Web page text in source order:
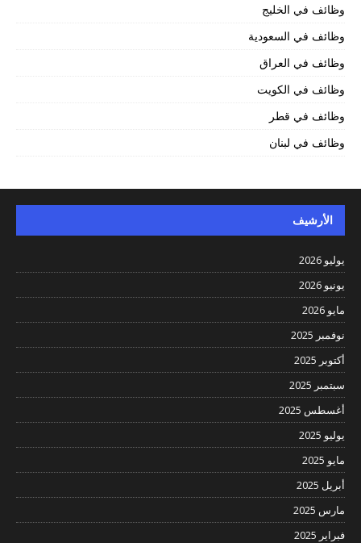
وظائف في الخليج
وظائف في السعودية
وظائف في العراق
وظائف في الكويت
وظائف في قطر
وظائف في لبنان
الأرشيف
يوليو 2026
يونيو 2026
مايو 2026
نوفمبر 2025
أكتوبر 2025
سبتمبر 2025
أغسطس 2025
يوليو 2025
مايو 2025
أبريل 2025
مارس 2025
فبراير 2025